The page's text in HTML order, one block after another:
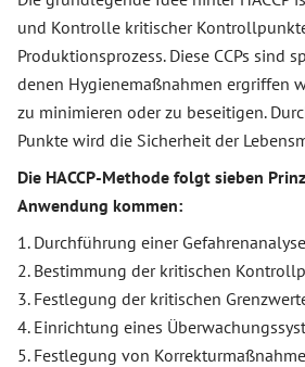
und Kontrolle kritischer Kontrollpunkte
Produktionsprozess. Diese CCPs sind
denen Hygienemaßnahmen ergriffen
zu minimieren oder zu beseitigen.
Punkte wird die Sicherheit der
Die HACCP-Methode folgt sieben
Anwendung kommen:
1. Durchführung einer Gefahrenanalyse
2. Bestimmung der kritischen
3. Festlegung der kritischen
4. Einrichtung eines
5. Festlegung von